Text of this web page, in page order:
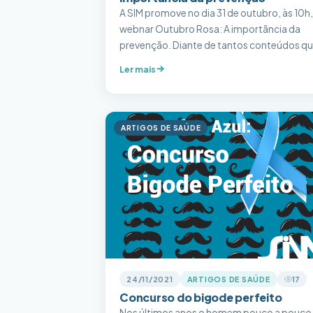
A SIM promove no dia 31 de outubro, às
webnar Outubro Rosa: A importãncia da
prevenção. Diante de tantos conteúdos que
assertividade. Por isso trazemos mais uma
vez um tema pertinente para […]
Ler mais
ARTIGOS DE SAÚDE
24/11/2021 ARTIGOS DE SAÚDE 17
Concurso do bigode perfeito